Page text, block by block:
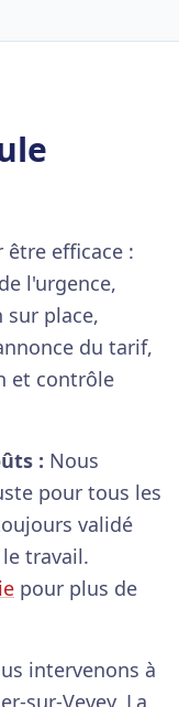
efficace :
l'urgence,
place,
du tarif,
et contrôle
: Nous
pour tous les
validé
travail.
pour plus de
intervenons à
sur-Vevey, La